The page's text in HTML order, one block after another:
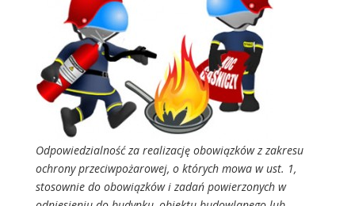
Odpowiedzialność za realizację obowiązków zzakresu
ochrony przeciwpożarowej, o których mowa w ust. 1,
stosownie do obowiązków i zadań powierzonych w